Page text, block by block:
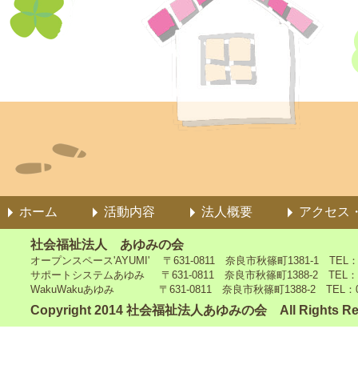
ホーム 活動内容 法人概要 アクセス
社会福祉法人 あゆみの会
オープンスペース'AYUMI' 〒631-0811 奈良市秋篠町1381-1 TEL
サポートシステムあゆみ 〒631-0811 奈良市秋篠町1388-2 TEL：
WakuWakuあゆみ 〒631-0811 奈良市秋篠町1388-2 TEL：
Copyright 2014 社会福祉法人あゆみの会 All Rights